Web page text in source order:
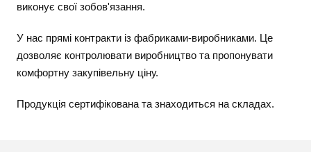
виконує свої зобов'язання.
У нас прямі контракти із фабриками-виробниками. Це
дозволяє контролювати виробництво та пропонувати
комфортну закупівельну ціну.
Продукція сертифікована та знаходиться на складах.